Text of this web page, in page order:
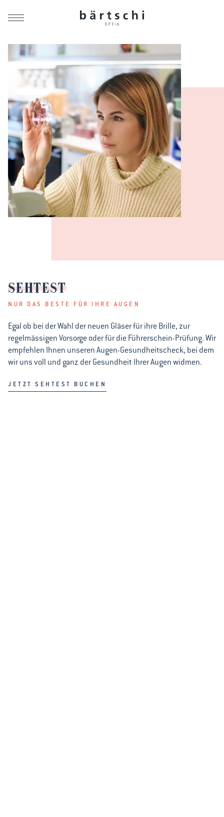
SEHTEST
NUR DAS BESTE FÜR IHRE AUGEN
Egal ob bei der Wahl der neuen Gläser für ihre Brille, zur
regelmässigen Vorsorge oder für die Führerschein-Prüfung. Wir
empfehlen Ihnen unseren Augen-Gesundheitscheck, bei dem
wir uns voll und ganz der Gesundheit Ihrer Augen widmen.
JETZT SEHTEST BUCHEN